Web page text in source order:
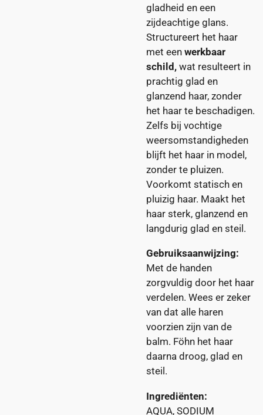
gladheid en een
zijdeachtige glans.
Structureert het haar
met een werkbaar
schild, wat resulteert in
prachtig glad en
glanzend haar, zonder
het haar te beschadigen.
Zelfs bij vochtige
weersomstandigheden
blijft het haar in model,
zonder te pluizen.
Voorkomt statisch en
pluizig haar. Maakt het
haar sterk, glanzend en
langdurig glad en steil.
Gebruiksaanwijzing:
Met de handen
zorgvuldig door het haar
verdelen. Wees er zeker
van dat alle haren
voorzien zijn van de
balm. Föhn het haar
daarna droog, glad en
steil.
Ingrediënten:
AQUA, SODIUM